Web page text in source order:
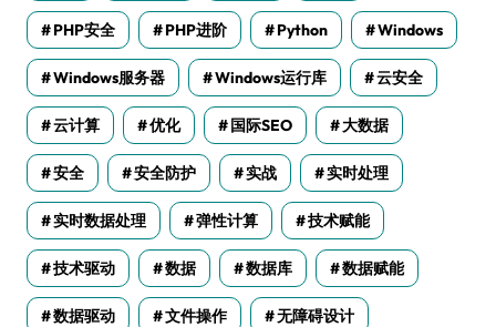
PHP安全 PHP进阶 Python Windows
Windows服务器 Windows运行库 云安全
云计算 优化 国际SEO 大数据
安全 安全防护 实战 实时处理
实时数据处理 弹性计算 技术赋能
技术驱动 数据 数据库 数据赋能
数据驱动 文件操作 无障碍设计